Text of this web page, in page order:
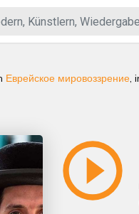
Еврейское мировоззрение